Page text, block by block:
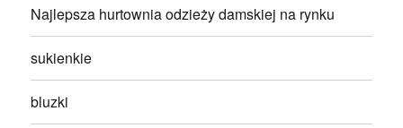
Najlepsza hurtownia odzieży damskiej na rynku
sukienkie
bluzki